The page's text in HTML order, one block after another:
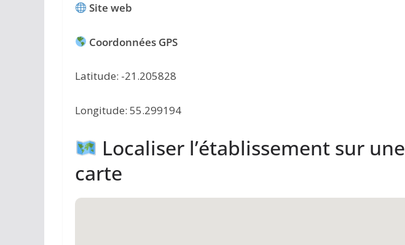
Site web
Coordonnées GPS
Latitude: -21.205828
Longitude: 55.299194
Localiser l’établissement sur une
carte